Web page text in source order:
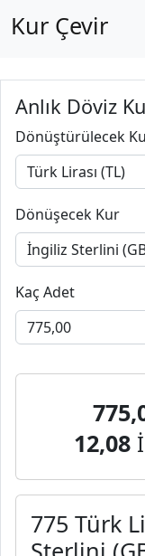
Kur Çevir
Anlık Döviz
Dönüştürülecek
Dönüşecek Kur
Kaç Adet
12,08
775 Türk